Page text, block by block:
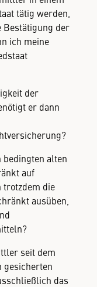
tätig werden,
Bestätigung der
ich meine
der
er dann
bedingten alten
auf
trotzdem die
ausüben,
seit dem
gesicherten
das